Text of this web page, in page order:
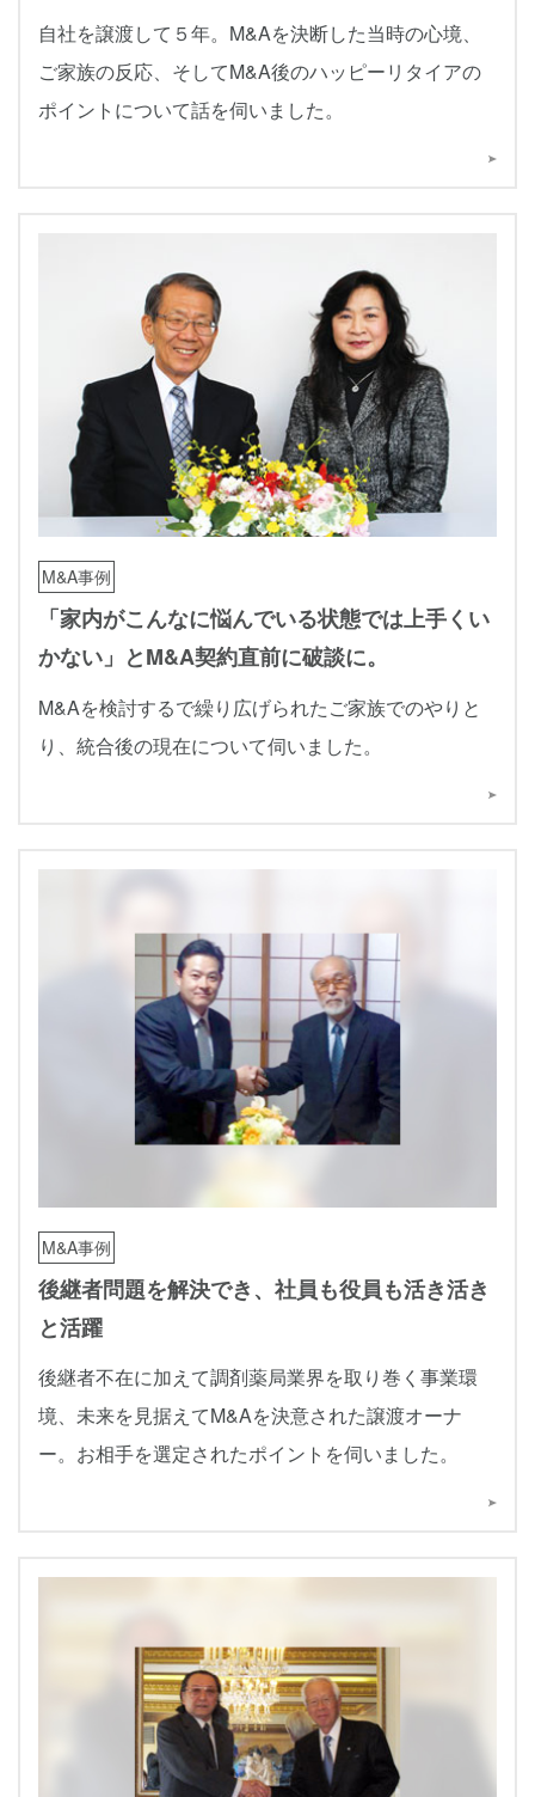
自社を譲渡して５年。M&Aを決断した当時の心境、
ご家族の反応、そしてM&A後のハッピーリタイアの
ポイントについて話を伺いました。
M&A事例
「家内がこんなに悩んでいる状態では上手くい
かない」とM&A契約直前に破談に。
M&Aを検討するで繰り広げられたご家族でのやりと
り、統合後の現在について伺いました。
M&A事例
後継者問題を解決でき、社員も役員も活き活き
と活躍
後継者不在に加えて調剤薬局業界を取り巻く事業環
境、未来を見据えてM&Aを決意された譲渡オーナ
ー。お相手を選定されたポイントを伺いました。